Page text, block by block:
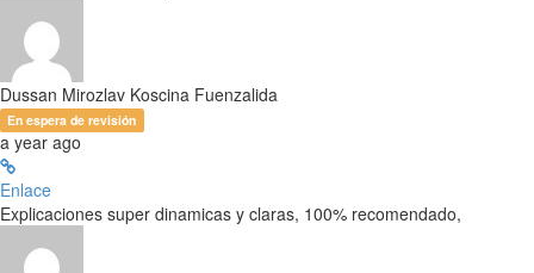
Dussan Mirozlav Koscina Fuenzalida
En espera de revisión
a year ago
Enlace
Explicaciones super dinamicas y claras, 100% recomendado,